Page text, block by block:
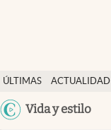
ÚLTIMAS
NOTICIAS
ACTUALIDAD
Vida y estilo
Actualidad
Finanzas y economía